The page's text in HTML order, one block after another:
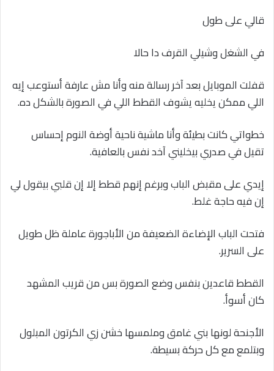
قالي على طول
في الشغل وشيلي القرف دا حالا
قفلت الموبايل بعد آخر رسالة منه وأنا مش عارفة أستوعب إيه
اللي ممكن يخليه يشوف القطط اللي في الصورة بالشكل ده.
خطواتي كانت بطيئة وأنا ماشية ناحية أوضة النوم إحساس
تقيل في صدري بيخليني آخد نفس بالعافية.
إيدي على مقبض الباب وبرغم إنهم قطط إلا إن قلبي بيقول لي
إن فيه حاجة غلط.
فتحت الباب الإضاءة الضعيفة من الأباجورة عاملة ظل طويل
على السرير.
القطط قاعدين بنفس وضع الصورة بس من قريب المشهد
كان أسوأ.
الأجنحة لونها بني غامق وملمسها خشن زي الكرتون المبلول
وبتلمع مع كل حركة بسيطة.